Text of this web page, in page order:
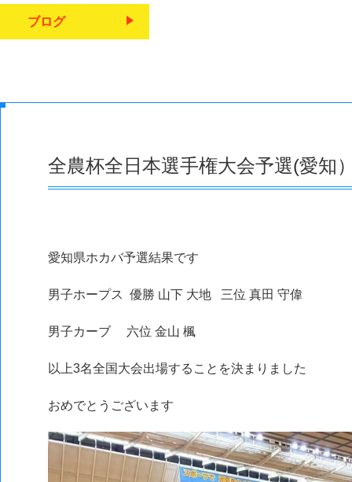
ブログ
全農杯全日本選手権大会予選(愛知
愛知県ホカバ予選結果です
男子ホープス 優勝 山下 大地 三位 真田 守偉
男子カーブ 六位 金山 楓
以上3名全国大会出場することを決まりました
おめでとうございます